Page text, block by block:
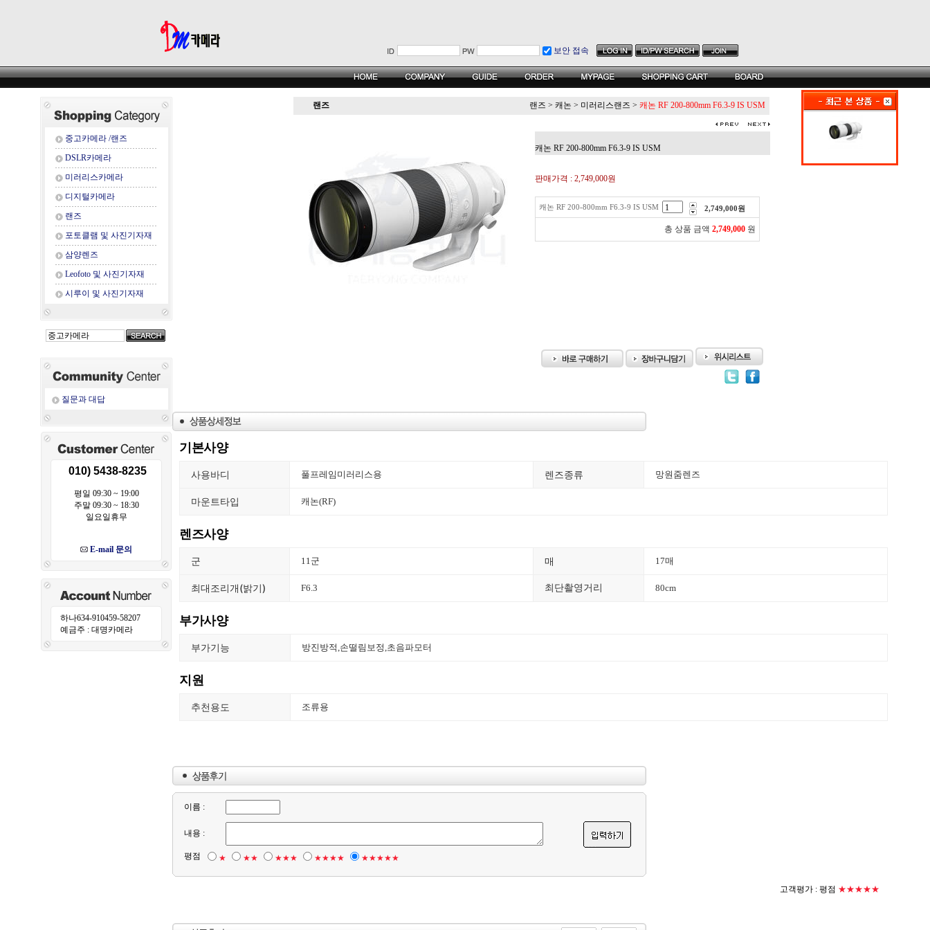
보안 접속
중고카메라 /랜즈
DSLR카메라
미러리스카메라
디지털카메라
랜즈
포토클램 및 사진기자재
삼양렌즈
Leofoto 및 사진기자재
시루이 및 사진기자재
질문과 대답
010) 5438-8235
평일 09:30 ~ 19:00
주말 09:30 ~ 18:30
일요일휴무
E-mail 문의
하나634-910459-58207
예금주 : 대명카메라
랜즈 랜즈 > 캐논 > 미러리스랜즈 > 캐논 RF 200-800mm F6.3-9 IS USM
캐논 RF 200-800mm F6.3-9 IS USM
판매가격 : 2,749,000원
캐논 RF 200-800mm F6.3-9 IS USM 2,749,000원
총 상품 금액 2,749,000 원
기본사양
사용바디 풀프레임미러리스용 렌즈종류 망원줌렌즈
마운트타입 캐논(RF)
렌즈사양
군 11군 매 17매
최대조리개(밝기) F6.3 최단촬영거리 80cm
부가사양
부가기능 방진방적,손떨림보정,초음파모터
지원
추천용도 조류용
이름 :
내용 :
평점 ★ ★★ ★★★ ★★★★ ★★★★★
고객평가 : 평점 ★★★★★